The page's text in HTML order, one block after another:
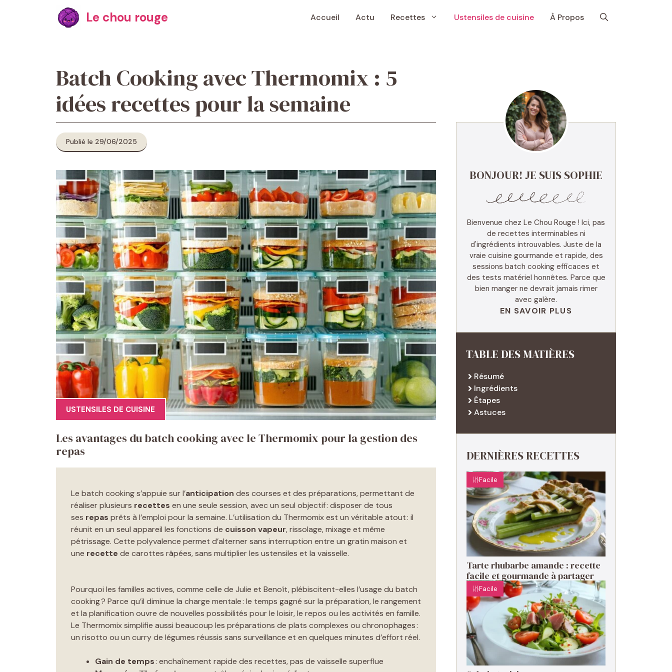
Le chou rouge Accueil Actu Recettes Ustensiles de cuisine À Propos
Batch Cooking avec Thermomix : 5
idées recettes pour la semaine
Publié le 29/06/2025
USTENSILES DE CUISINE
Les avantages du batch cooking avec le Thermomix pour la gestion des
repas
Le batch cooking s’appuie sur l’anticipation des courses et des préparations, permettant de
réaliser plusieurs recettes en une seule session, avec un seul objectif : disposer de tous
ses repas prêts à l’emploi pour la semaine. L’utilisation du Thermomix est un véritable atout : il
réunit en un seul appareil les fonctions de cuisson vapeur, rissolage, mixage et même
pétrissage. Cette polyvalence permet d’alterner sans interruption entre un gratin maison et
une recette de carottes râpées, sans multiplier les ustensiles et la vaisselle.
Pourquoi les familles actives, comme celle de Julie et Benoît, plébiscitent-elles l’usage du batch
cooking ? Parce qu’il diminue la charge mentale : le temps gagné sur la préparation, le rangement
et la planification ouvre de nouvelles possibilités pour le loisir, le repos ou les activités en famille.
Le Thermomix simplifie aussi beaucoup les préparations de plats complexes ou chronophages :
un risotto ou un curry de légumes réussis sans surveillance et en quelques minutes d’effort réel.
Gain de temps: enchaînement rapide des recettes, pas de vaisselle superflue
BONJOUR! JE SUIS SOPHIE
Bienvenue chez Le Chou Rouge ! Ici, pas
de recettes interminables ni
d'ingrédients introuvables. Juste de la
vraie cuisine gourmande et rapide, des
sessions batch cooking efficaces et
des tests matériel honnêtes. Parce que
bien manger ne devrait jamais rimer
avec galère.
EN SAVOIR PLUS
TABLE DES MATIÈRES
Résumé
Ingrédients
Étapes
Astuces
DERNIÈRES RECETTES
Facile
Tarte rhubarbe amande : recette
facile et gourmande à partager
Facile